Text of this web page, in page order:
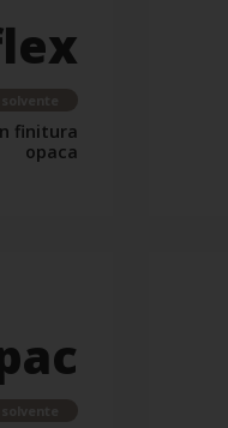
finitura
opaca